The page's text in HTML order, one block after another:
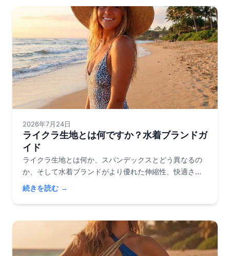
2026年7月24日
ライクラ生地とは何ですか？水着ブランドガ
イド
ライクラ生地とは何か、スパンデックスとどう異なるの
か、そして水着ブランドがより優れた伸縮性、快適さ、
耐久性のためにライクラを使用する理由について学びま
しょう。
続きを読む →